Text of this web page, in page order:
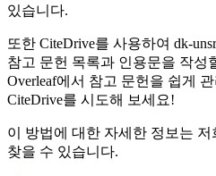
있습니다.
또한 CiteDrive를 사용하여 dk-
참고 문헌 목록과 인용문을 작성
Overleaf에서 참고 문헌을 쉽게
CiteDrive를 시도해 보세요!
이 방법에 대한 자세한 정보는
찾을 수 있습니다.